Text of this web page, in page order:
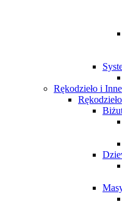
Rękodzieło i Inne
Rękodzieło